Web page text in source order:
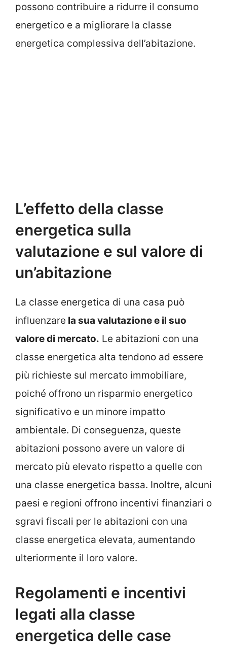
possono contribuire a ridurre il consumo
energetico e a migliorare la classe
energetica complessiva dell’abitazione.
L’effetto della classe
energetica sulla
valutazione e sul valore di
un’abitazione
La classe energetica di una casa può
influenzare la sua valutazione e il suo
valore di mercato. Le abitazioni con una
classe energetica alta tendono ad essere
più richieste sul mercato immobiliare,
poiché offrono un risparmio energetico
significativo e un minore impatto
ambientale. Di conseguenza, queste
abitazioni possono avere un valore di
mercato più elevato rispetto a quelle con
una classe energetica bassa. Inoltre, alcuni
paesi e regioni offrono incentivi finanziari o
sgravi fiscali per le abitazioni con una
classe energetica elevata, aumentando
ulteriormente il loro valore.
Regolamenti e incentivi
legati alla classe
energetica delle case